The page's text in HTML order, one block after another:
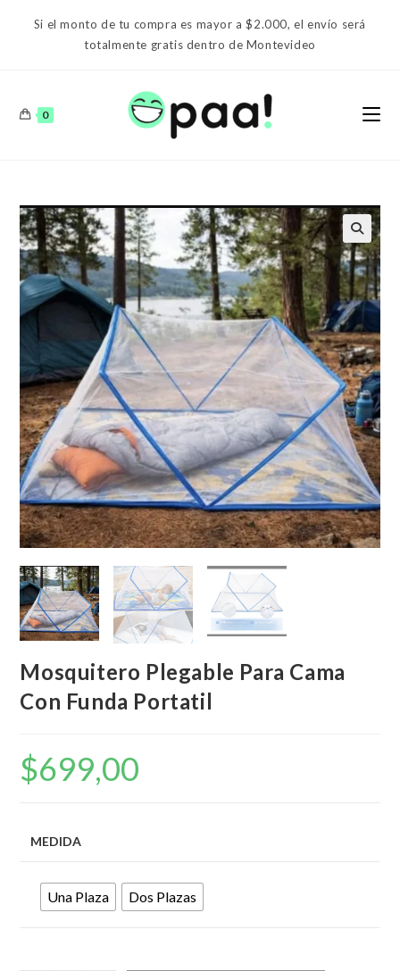
Si el monto de tu compra es mayor a $2.000, el envío será
totalmente gratis dentro de Montevideo
0
Mosquitero Plegable Para Cama
Con Funda Portatil
$699,00
MEDIDA
Una Plaza Dos Plazas